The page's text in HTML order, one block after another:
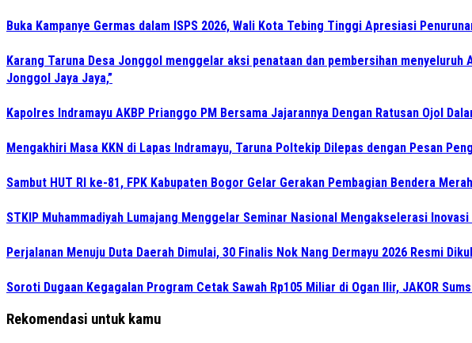
Buka Kampanye Germas dalam ISPS 2026, Wali Kota Tebing Tinggi Apresiasi
Karang Taruna Desa Jonggol menggelar aksi penataan dan pembersihan
Jonggol Jaya Jaya,”
Kapolres Indramayu AKBP Prianggo PM Bersama Jajarannya Dengan Ratusan Ojol
Mengakhiri Masa KKN di Lapas Indramayu, Taruna Poltekip Dilepas dengan Pesan
Sambut HUT RI ke-81, FPK Kabupaten Bogor Gelar Gerakan Pembagian Bendera
STKIP Muhammadiyah Lumajang Menggelar Seminar Nasional Mengakselerasi
Perjalanan Menuju Duta Daerah Dimulai, 30 Finalis Nok Nang Dermayu 2026 Resmi
Soroti Dugaan Kegagalan Program Cetak Sawah Rp105 Miliar di Ogan Ilir, JAKOR
Rekomendasi untuk kamu